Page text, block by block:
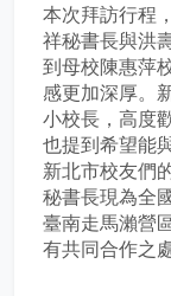
本次拜訪行程
祥秘書長與洪
到母校陳惠萍
感更加深厚。
小校長，高度
也提到希望能
新北市校友們
秘書長現為全
臺南走馬瀨營
有共同合作之處